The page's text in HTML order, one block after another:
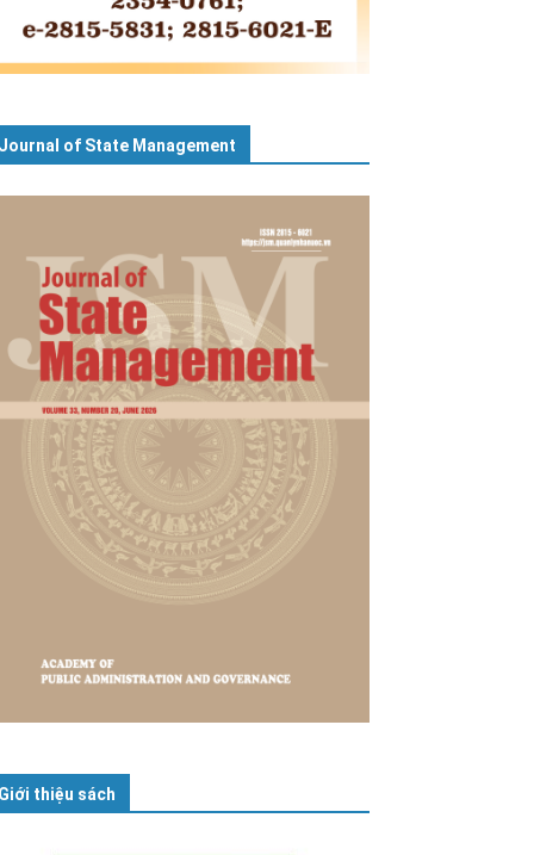
Journal of State Management
Giới thiệu sách